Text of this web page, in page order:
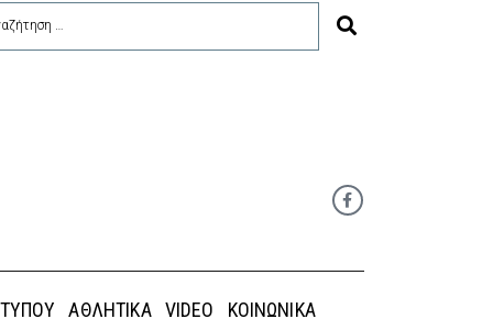
ΑΘΛΗΤΙΚΆ VIDEO ΚΟΙΝΩΝΙΚΆ